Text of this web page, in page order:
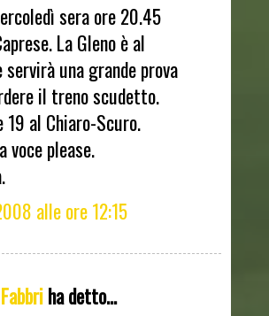
sera ore 20.45
La Gleno è al
servirà una grande prova
il treno scudetto.
19 al Chiaro-Scuro.
voce please.
alle ore 12:15
ha detto...